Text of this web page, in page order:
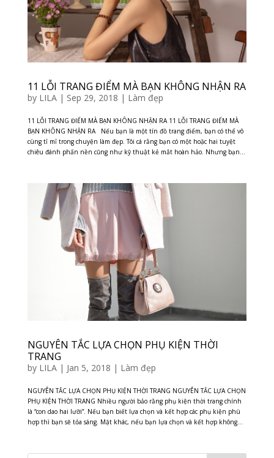
11 LỖI TRANG ĐIỂM MÀ BẠN KHÔNG NHẬN RA
by LILA| Sep 29, 2018 | Làm đẹp
11 LỖI TRANG ĐIỂM MÀ BẠN KHÔNG NHẬN RA 11 LỖI TRANG ĐIỂM MÀ
BẠN KHÔNG NHẬN RA Nếu bạn là một tín đồ trang điểm, bạn có thể vô
cùng tỉ mỉ trong chuyện làm đẹp. Tôi cá rằng bạn có một hoặc hai tuyệt
chiêu đánh phấn nền cũng như kỹ thuật kẻ mắt hoàn hảo. Nhưng bạn...
NGUYÊN TẮC LỰA CHỌN PHỤ KIỆN THỜI
TRANG
by LILA| Jan 5, 2018 | Làm đẹp
NGUYÊN TẮC LỰA CHỌN PHỤ KIỆN THỜI TRANG NGUYÊN TẮC LỰA CHỌN
PHỤ KIỆN THỜI TRANG Nhiều người bảo rằng phụ kiện thời trang chính
là “con dao hai lưỡi”. Nếu bạn biết lựa chọn và kết hợp các phụ kiện phù
hợp thì bạn sẽ tỏa sáng. Mặt khác, nếu bạn lựa chọn và kết hợp không...